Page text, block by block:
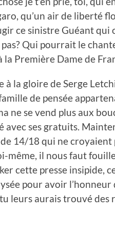
qu’un air de liberté
ce sinistre Guéant qui
Qui pourrait le
la Première Dame de
à la gloire de Serge
de pensée
ne se vend plus aux
avec ses gratuits.
14/18 qui ne
même, il nous faut
cette presse insipide,
pour avoir
leurs aurais trouvé des